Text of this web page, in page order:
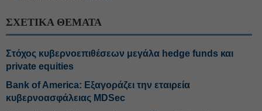
ΣΧΕΤΙΚΑ ΘΕΜΑΤΑ
Στόχος κυβερνοεπιθέσεων μεγάλα hedge funds και
private equities
Bank of America: Εξαγοράζει την εταιρεία
κυβερνοασφάλειας MDSec